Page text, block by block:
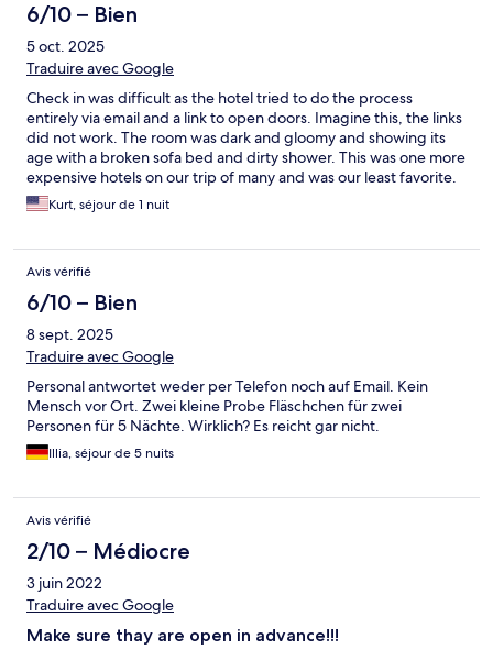
6/10 – Bien
5 oct. 2025
Traduire avec Google
Check in was difficult as the hotel tried to do the process
entirely via email and a link to open doors. Imagine this, the links
did not work. The room was dark and gloomy and showing its
age with a broken sofa bed and dirty shower. This was one more
expensive hotels on our trip of many and was our least favorite.
Kurt, séjour de 1 nuit
Avis vérifié
6/10 – Bien
8 sept. 2025
Traduire avec Google
Personal antwortet weder per Telefon noch auf Email. Kein
Mensch vor Ort. Zwei kleine Probe Fläschchen für zwei
Personen für 5 Nächte. Wirklich? Es reicht gar nicht.
Illia, séjour de 5 nuits
Avis vérifié
2/10 – Médiocre
3 juin 2022
Traduire avec Google
Make sure thay are open in advance!!!